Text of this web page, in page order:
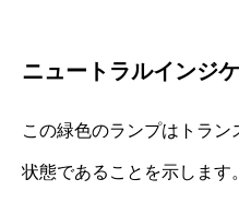
ニュートラルインジ
この緑色のランプはトラ
状態であることを示しま